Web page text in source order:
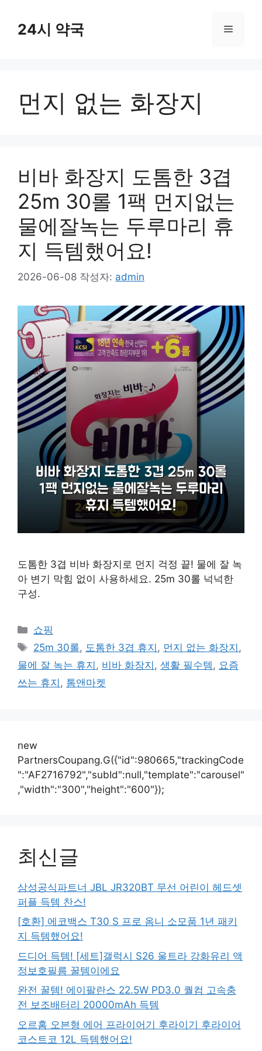
24시 약국 메
먼지 없는 화장지
비바 화장지 도톰한 3겹
25m 30롤 1팩 먼지없는
물에잘녹는 두루마리 휴
지 득템했어요!
2026-06-08 작성자: admin
도톰한 3겹 비바 화장지로 먼지 걱정 끝! 물에 잘 녹
아 변기 막힘 없이 사용하세요. 25m 30롤 넉넉한
구성.
카
테
리
쇼핑
태
그
25m 30롤, 도톰한 3겹 휴지 , 먼지 없는 화장지 ,
물에 잘 녹는 휴지 , 비바 화장지 , 생활 필수템 , 요즘
쓰는 휴지 , 톰앤마켓
new
PartnersCoupang.G({"id":980665,"trackingCode
":"AF2716792","subId":null,"template":"carousel"
,"width":"300","height":"600"});
최신글
삼성공식파트너 JBL JR320BT 무선 어린이 헤드셋
퍼플 득템 찬스!
[호환] 에코백스 T30 S 프로 옴니 소모품 1년 패키
지 득템했어요!
드디어 득템! [세트]갤럭시 S26 울트라 강화유리 액
정보호필름 꿀템이에요
완전 꿀템! 에이팔란스 22.5W PD3.0 퀄컴 고속충
전 보조배터리 20000mAh 득템
오르홈 오븐형 에어 프라이어기 후라이기 후라이어
코스트코 12L 득템했어요!